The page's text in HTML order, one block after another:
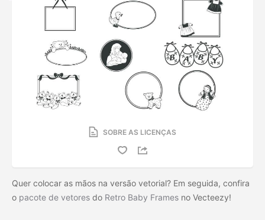
SOBRE AS LICENÇAS
Quer colocar as mãos na versão vetorial? Em seguida, confira
o pacote de vetores do Retro Baby Frames no Vecteezy!